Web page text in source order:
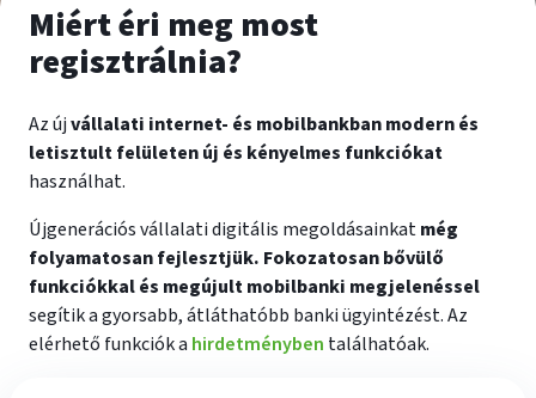
Miért éri meg most
regisztrálnia?
Az újvállalati internet- és mobilbankban modern és
letisztult felületen új és kényelmes funkciókat
használhat.
Újgenerációs vállalati digitális megoldásainkatmég
folyamatosan fejlesztjük. Fokozatosan bővülő
funkciókkal és megújult mobilbanki megjelenéssel
segítik a gyorsabb, átláthatóbb banki ügyintézést. Az
elérhető funkciók a hirdetményben találhatóak.